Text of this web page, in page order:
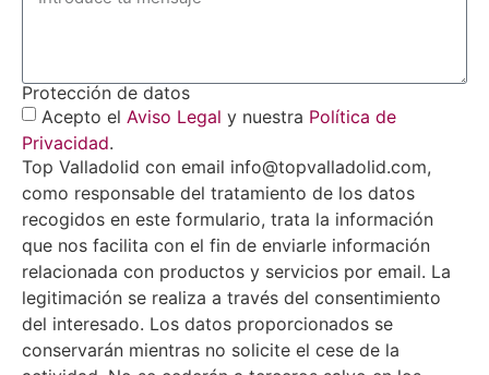
Protección de datos
Acepto el Aviso Legal y nuestra Política de
Privacidad.
Top Valladolid con email info@topvalladolid.com,
como responsable del tratamiento de los datos
recogidos en este formulario, trata la información
que nos facilita con el fin de enviarle información
relacionada con productos y servicios por email. La
legitimación se realiza a través del consentimiento
del interesado. Los datos proporcionados se
conservarán mientras no solicite el cese de la